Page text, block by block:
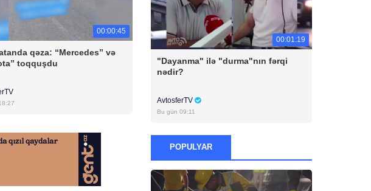
00:00:45
qəza: “Mercedes” və
toqquşdu
00:01:19
"Dayanma" ilə "durma"nın fərqi
nədir?
AvtosferTV
Bu gün 09:11
POPULYAR